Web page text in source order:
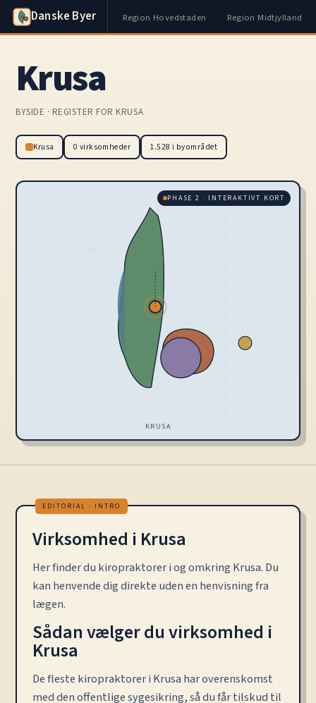
Danske Byer Region Hovedstaden Region Midtjylland
Krusa
BYSIDE · REGISTER FOR KRUSA
Krusa 0 virksomheder 1.528 i byområdet
PHASE 2 · INTERAKTIVT KORT
KRUSA
Virksomhed i Krusa
Her finder du kiropraktorer i og omkring Krusa. Du
kan henvende dig direkte uden en henvisning fra
lægen.
Sådan vælger du virksomhed i
Krusa
De fleste kiropraktorer i Krusa har overenskomst
med den offentlige sygesikring, så du får tilskud til